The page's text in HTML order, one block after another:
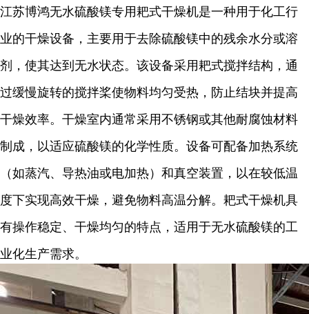
江苏博鸿无水硫酸镁专用耙式干燥机是一种用于化工行
业的干燥设备，主要用于去除硫酸镁中的残余水分或溶
剂，使其达到无水状态。该设备采用耙式搅拌结构，通
过缓慢旋转的搅拌桨使物料均匀受热，防止结块并提高
干燥效率。干燥室内通常采用不锈钢或其他耐腐蚀材料
制成，以适应硫酸镁的化学性质。设备可配备加热系统
（如蒸汽、导热油或电加热）和真空装置，以在较低温
度下实现高效干燥，避免物料高温分解。耙式干燥机具
有操作稳定、干燥均匀的特点，适用于无水硫酸镁的工
业化生产需求。